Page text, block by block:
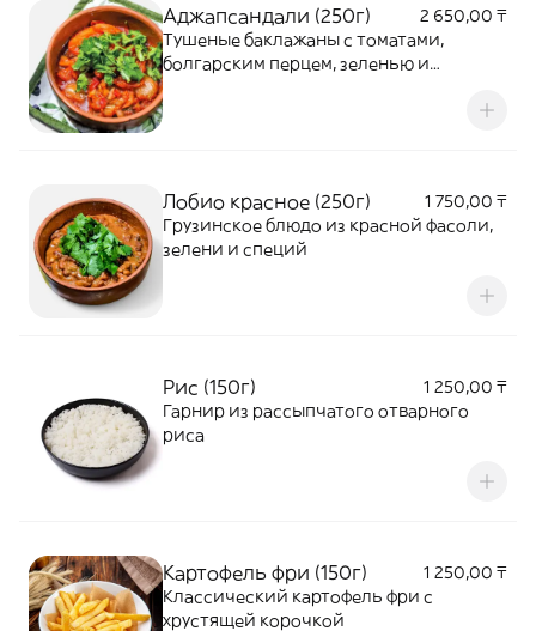
Аджапсандали (250г)
2 650,00 ₸
Тушеные баклажаны с томатами,
болгарским перцем, зеленью и
Лобио красное (250г)
1 750,00 ₸
Грузинское блюдо из красной фасоли,
зелени и специй
Рис (150г)
1 250,00 ₸
Гарнир из рассыпчатого отварного
риса
Картофель фри (150г)
1 250,00 ₸
Классический картофель фри с
хрустящей корочкой